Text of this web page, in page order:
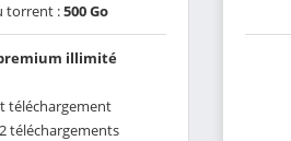
torrent :500 Go
illimité
téléchargement
téléchargements